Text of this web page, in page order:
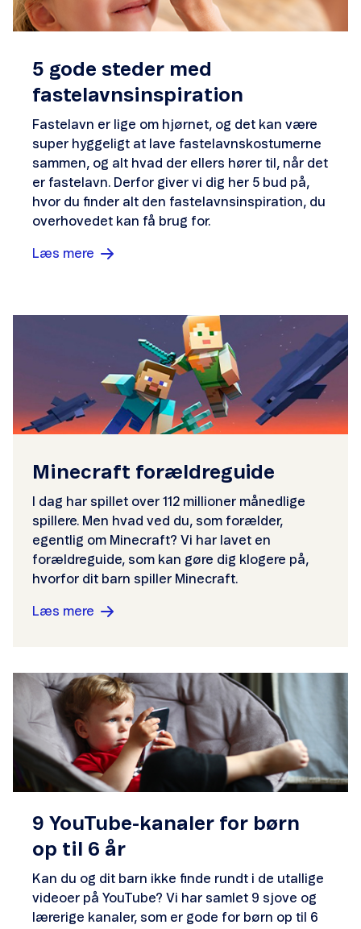
5 gode steder med
fastelavnsinspiration
Fastelavn er lige om hjørnet, og det kan være
super hyggeligt at lave fastelavnskostumerne
sammen, og alt hvad der ellers hører til, når det
er fastelavn. Derfor giver vi dig her 5 bud på,
hvor du finder alt den fastelavnsinspiration, du
overhovedet kan få brug for.
Læs mere
Minecraft forældreguide
I dag har spillet over 112 millioner månedlige
spillere. Men hvad ved du, som forælder,
egentlig om Minecraft? Vi har lavet en
forældreguide, som kan gøre dig klogere på,
hvorfor dit barn spiller Minecraft.
Læs mere
9 YouTube-kanaler for børn
op til 6 år
Kan du og dit barn ikke finde rundt i de utallige
videoer på YouTube? Vi har samlet 9 sjove og
lærerige kanaler, som er gode for børn op til 6